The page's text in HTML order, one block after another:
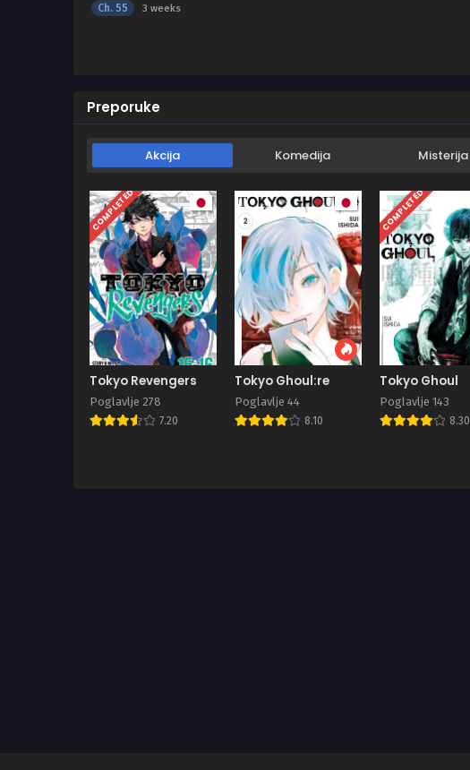
Ch. 55 3 weeks
Preporuke
Akcija Komedija Misterija
COMPLETED
Tokyo Revengers
Poglavlje 278
7.20
Tokyo Ghoul:re
Poglavlje 44
8.10
COMPLETED
Tokyo Ghoul
Poglavlje 143
8.30